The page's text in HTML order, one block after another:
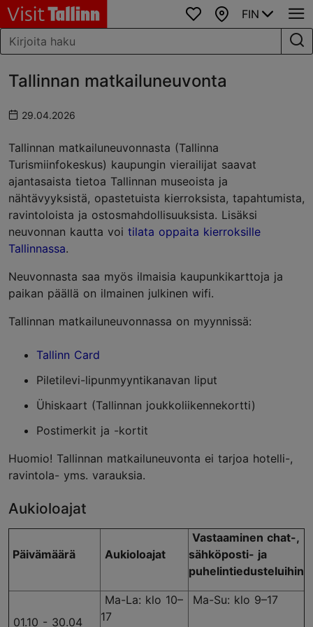
SuosikitKartta
FIN
Tallinnan matkailuneuvonta
29.04.2026
Tallinnan matkailuneuvonnasta (Tallinna
Turismiinfokeskus) kaupungin vierailijat saavat
ajantasaista tietoa Tallinnan museoista ja
nähtävyyksistä, opastetuista kierroksista, tapahtumista,
ravintoloista ja ostosmahdollisuuksista. Lisäksi
neuvonnan kautta voi tilata oppaita kierroksille
Tallinnassa.
Neuvonnasta saa myös ilmaisia kaupunkikarttoja ja
paikan päällä on ilmainen julkinen wifi.
Tallinnan matkailuneuvonnassa on myynnissä:
Tallinn Card
Piletilevi-lipunmyyntikanavan liput
Ühiskaart (Tallinnan joukkoliikennekortti)
Postimerkit ja -kortit
Huomio! Tallinnan matkailuneuvonta ei tarjoa hotelli-,
ravintola- yms. varauksia.
Aukioloajat
Päivämäärä Aukioloajat
Vastaaminen chat-,
sähköposti- ja
puhelintiedusteluihin
01.10 - 30.04
Ma-La: klo 10–
17
Ma-Su: klo 9–17